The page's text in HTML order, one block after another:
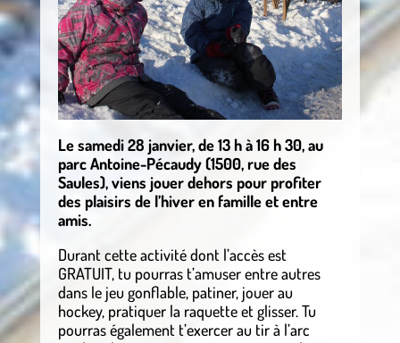
Le samedi 28 janvier, de 13 h à 16 h 30, au
parc Antoine-Pécaudy (1500, rue des
Saules), viens jouer dehors pour profiter
des plaisirs de l’hiver en famille et entre
amis.
Durant cette activité dont l’accès est
GRATUIT, tu pourras t’amuser entre autres
dans le jeu gonflable, patiner, jouer au
hockey, pratiquer la raquette et glisser. Tu
pourras également t’exercer au tir à l’arc